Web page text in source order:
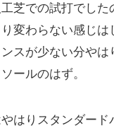
芝での試打でした
変わらない感じは
スが少ない分やは
ールのはず。
はりスタンダード